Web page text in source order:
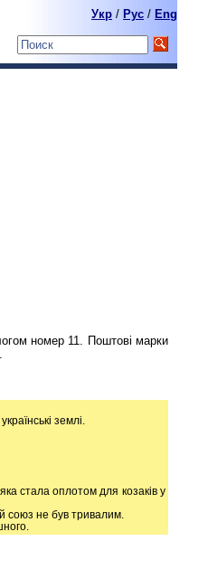
Укр / Pyc / Eng
номер 11. Поштові марки
землі.
стала оплотом для козаків у
союз не був тривалим.